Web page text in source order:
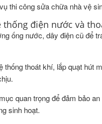
thi công sửa chữa nhà vệ
thống điện nước và
ống nước, dây điện cũ để
thống thoát khí, lắp quạt hút
quan trọng để đảm bảo
sinh hoạt.